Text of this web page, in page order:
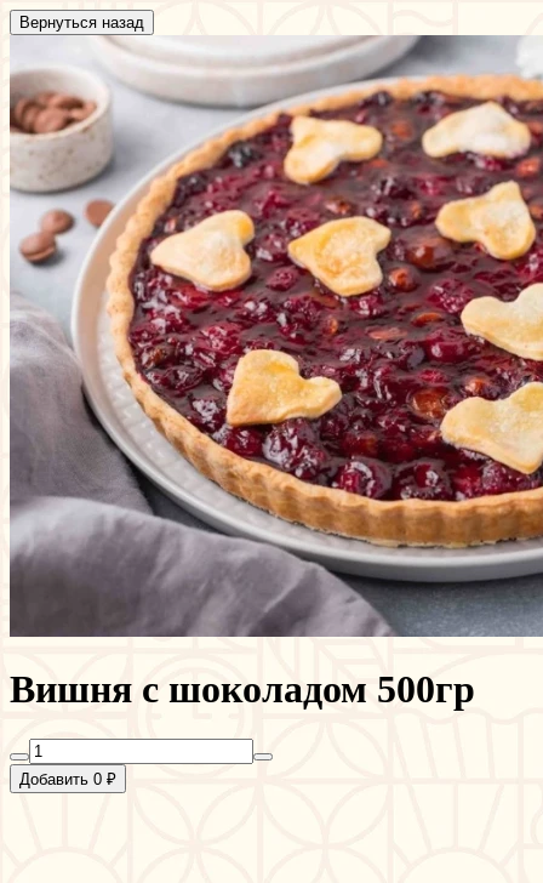
Вернуться назад
Вишня с шоколадом 500гр
Добавить 0 ₽